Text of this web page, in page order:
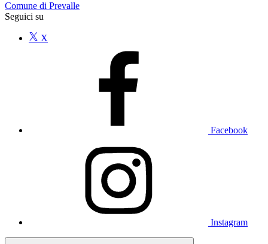
Comune di Prevalle
Seguici su
X
Facebook
Instagram